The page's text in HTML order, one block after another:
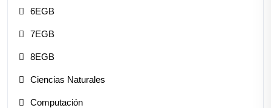
6EGB
7EGB
8EGB
Ciencias Naturales
Computación